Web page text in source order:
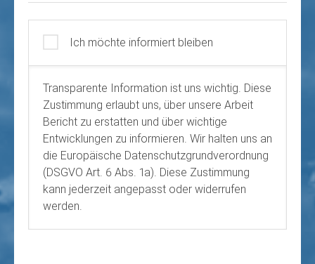
Ich möchte informiert bleiben
Transparente Information ist uns wichtig. Diese
Zustimmung erlaubt uns, über unsere Arbeit
Bericht zu erstatten und über wichtige
Entwicklungen zu informieren. Wir halten uns an
die Europäische Datenschutzgrundverordnung
(DSGVO Art. 6 Abs. 1a). Diese Zustimmung
kann jederzeit angepasst oder widerrufen
werden.